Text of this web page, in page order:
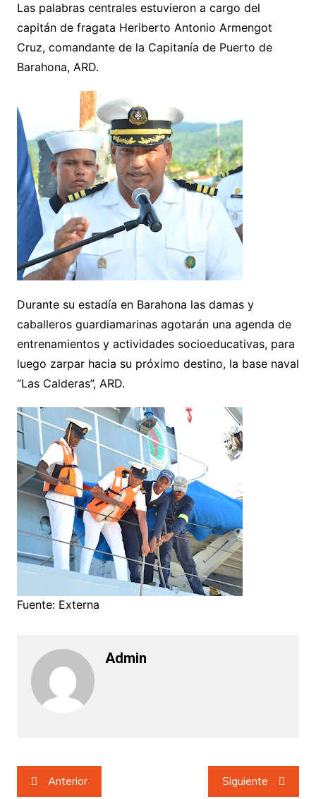
Las palabras centrales estuvieron a cargo del
capitán de fragata Heriberto Antonio Armengot
Cruz, comandante de la Capitanía de Puerto de
Barahona, ARD.
Durante su estadía en Barahona las damas y
caballeros guardiamarinas agotarán una agenda de
entrenamientos y actividades socioeducativas, para
luego zarpar hacia su próximo destino, la base naval
“Las Calderas”, ARD.
Fuente: Externa
Admin
Navegación
Anterior Siguiente